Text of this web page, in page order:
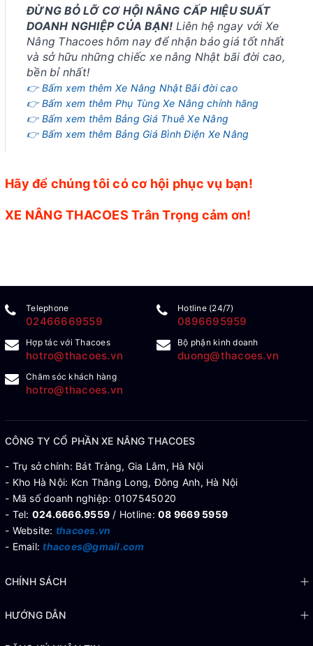
ĐỪNG BỎ LỠ CƠ HỘI NÂNG CẤP HIỆU SUẤT
DOANH NGHIỆP CỦA BẠN! Liên hệ ngay với Xe
Nâng Thacoes hôm nay để nhận báo giá tốt nhất
và sở hữu những chiếc xe nâng Nhật bãi đời cao,
bền bỉ nhất!
👉 Bấm xem thêm Xe Nâng Nhật Bãi đời cao
👉 Bấm xem thêm Phụ Tùng Xe Nâng chính hãng
👉 Bấm xem thêm Bảng Giá Thuê Xe Nâng
👉 Bấm xem thêm Bảng Giá Bình Điện Xe Nâng
Hãy để chúng tôi có cơ hội phục vụ bạn!
XE NÂNG THACOES Trân Trọng cảm ơn!
Telephone
02466669559
Hotline (24/7)
0896695959
Hợp tác với Thacoes
hotro@thacoes.vn
Bộ phận kinh doanh
duong@thacoes.vn
Chăm sóc khách hàng
hotro@thacoes.vn
CÔNG TY CỔ PHẦN XE NÂNG THACOES
- Trụ sở chính: Bát Tràng, Gia Lâm, Hà Nội
- Kho Hà Nội: Kcn Thăng Long, Đông Anh, Hà Nội
- Mã số doanh nghiệp: 0107545020
- Tel: 024.6666.9559 / Hotline: 08 9669 5959
- Website: thacoes.vn
- Email:thacoes@gmail.com
CHÍNH SÁCH
HƯỚNG DẪN